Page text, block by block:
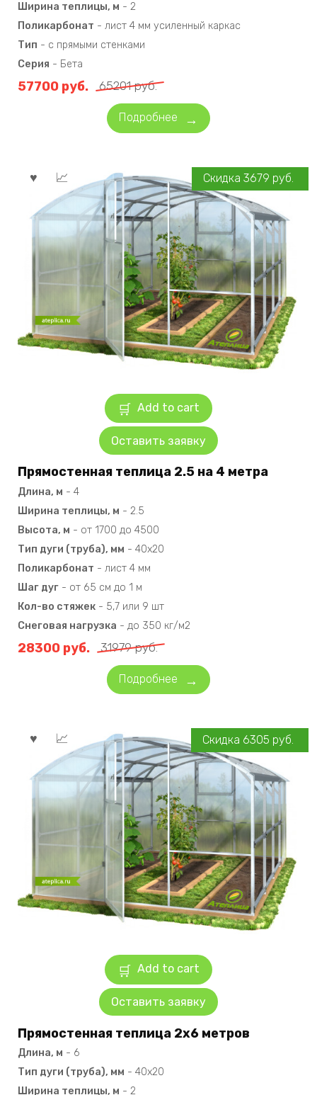
Ширина теплицы, м - 2
Поликарбонат - лист 4 мм усиленный каркас
Тип - с прямыми стенками
Серия - Бета
65201руб.
57700 руб.
Подробнее
Add to cart
Оставить заявку
Скидка 3679 руб.
Прямостенная теплица 2.5 на 4 метра
Длина, м - 4
Ширина теплицы, м - 2.5
Высота, м - от 1700 до 4500
Тип дуги (труба), мм - 40х20
Поликарбонат - лист 4 мм
Шаг дуг - от 65 см до 1 м
Кол-во стяжек - 5,7 или 9 шт
Снеговая нагрузка - до 350 кг/м2
31979руб.
28300 руб.
Подробнее
Add to cart
Оставить заявку
Скидка 6305 руб.
Прямостенная теплица 2х6 метров
Длина, м - 6
Тип дуги (труба), мм - 40х20
Ширина теплицы, м - 2